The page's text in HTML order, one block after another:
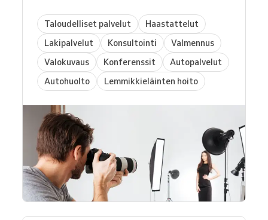
Taloudelliset palvelut
Haastattelut
Lakipalvelut
Konsultointi
Valmennus
Valokuvaus
Konferenssit
Autopalvelut
Autohuolto
Lemmikkieläinten hoito